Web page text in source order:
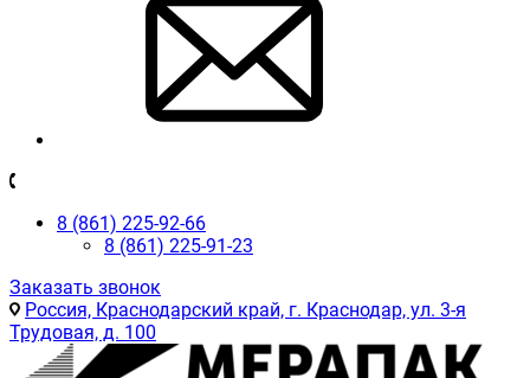
8 (861) 225-92-66
8 (861) 225-91-23
Заказать звонок
Россия, Краснодарский край, г. Краснодар, ул. 3-я
Трудовая, д. 100